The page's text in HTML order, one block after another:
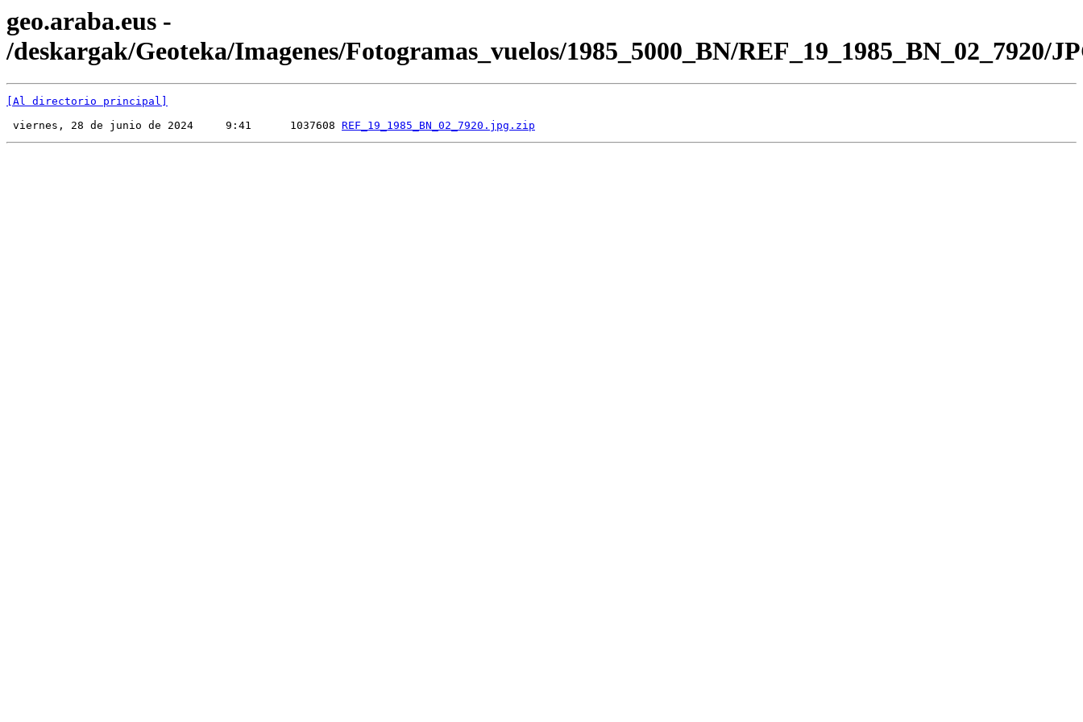
geo.araba.eus -
/deskargak/Geoteka/Imagenes/Fotogramas_vuelos/1985_5000_BN/REF_19_1985_BN_02_7920/
[Al directorio principal]
viernes, 28 de junio de 2024     9:41      1037608 REF_19_1985_BN_02_7920.jpg.zip